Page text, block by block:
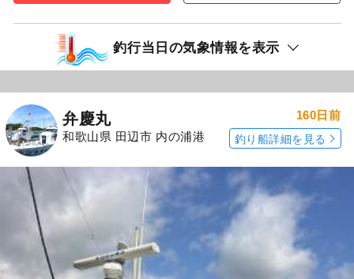
釣行当日の気象情報を表示
弁慶丸
和歌山県 田辺市 内の浦港
160日前
釣り船詳細を見る